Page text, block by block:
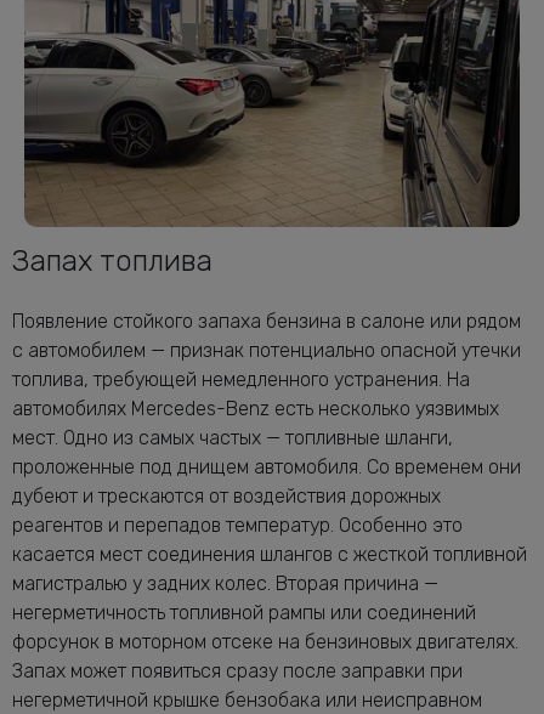
Запах топлива
Появление стойкого запаха бензина в салоне или рядом
с автомобилем — признак потенциально опасной утечки
топлива, требующей немедленного устранения. На
автомобилях Mercedes-Benz есть несколько уязвимых
мест. Одно из самых частых — топливные шланги,
проложенные под днищем автомобиля. Со временем они
дубеют и трескаются от воздействия дорожных
реагентов и перепадов температур. Особенно это
касается мест соединения шлангов с жесткой топливной
магистралью у задних колес. Вторая причина —
негерметичность топливной рампы или соединений
форсунок в моторном отсеке на бензиновых двигателях.
Запах может появиться сразу после заправки при
негерметичной крышке бензобака или неисправном